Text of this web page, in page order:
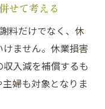
せて考える
料だけでなく、休
ません。休業損害
入減を補償するも
婦も対象となりま